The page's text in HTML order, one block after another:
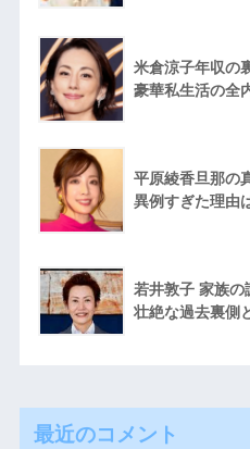
米倉涼子年収の
豪華私生活の全
平原綾香旦那の
異例すぎた理由
若井敦子 家族の
壮絶な過去裏側
最近のコメント